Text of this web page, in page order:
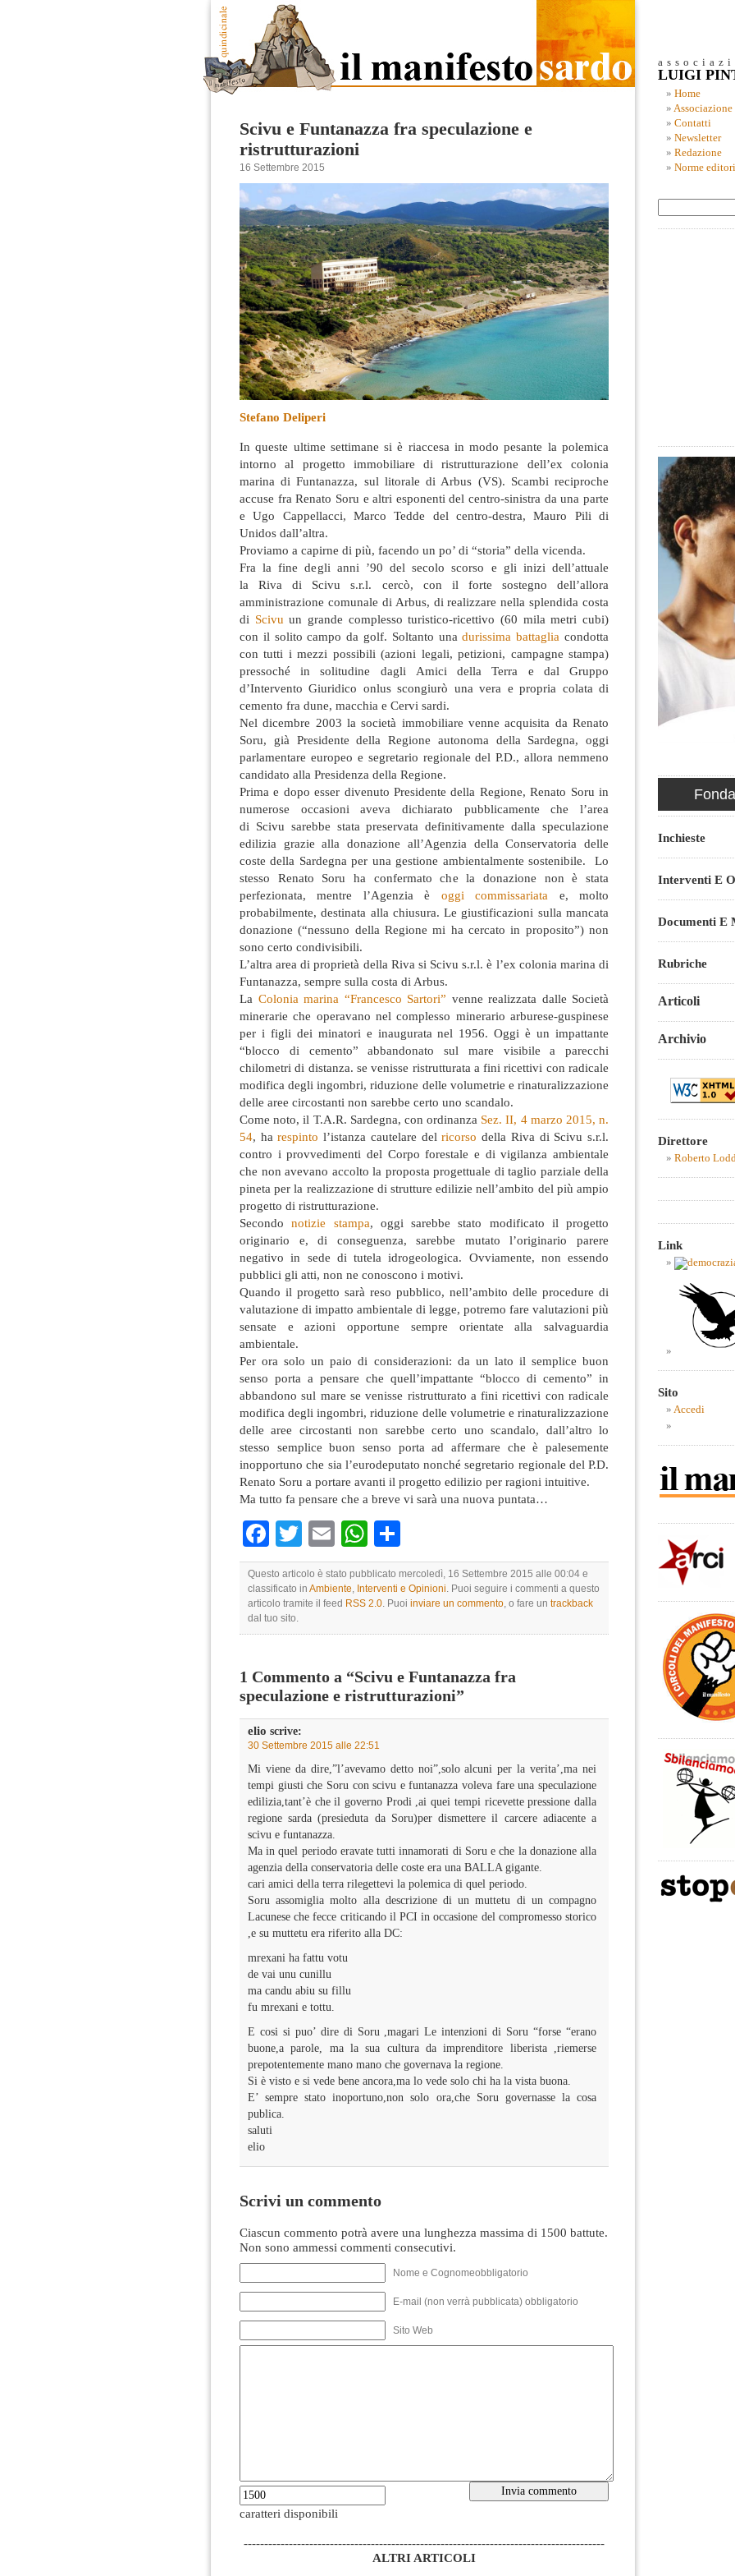
Scivu e Funtanazza fra speculazione e
ristrutturazioni
16 Settembre 2015
Stefano Deliperi
In queste ultime settimane si è riaccesa in modo pesante la polemica
intorno al progetto immobiliare di ristrutturazione dell’ex colonia
marina di Funtanazza, sul litorale di Arbus (VS). Scambi reciproche
accuse fra Renato Soru e altri esponenti del centro-sinistra da una parte
e Ugo Cappellacci, Marco Tedde del centro-destra, Mauro Pili di
Unidos dall’altra.
Proviamo a capirne di più, facendo un po’ di “storia” della vicenda.
Fra la fine degli anni ’90 del secolo scorso e gli inizi dell’attuale
la Riva di Scivu s.r.l. cercò, con il forte sostegno dell’allora
amministrazione comunale di Arbus, di realizzare nella splendida costa
di Scivu un grande complesso turistico-ricettivo (60 mila metri cubi)
con il solito campo da golf. Soltanto unadurissima battaglia condotta
con tutti i mezzi possibili (azioni legali, petizioni, campagne stampa)
pressoché in solitudine dagli Amici della Terra e dal Gruppo
d’Intervento Giuridico onlus scongiurò una vera e propria colata di
cemento fra dune, macchia e Cervi sardi.
Nel dicembre 2003 la società immobiliare venne acquisita da Renato
Soru, già Presidente della Regione autonoma della Sardegna, oggi
parlamentare europeo e segretario regionale del P.D., allora nemmeno
candidato alla Presidenza della Regione.
Prima e dopo esser divenuto Presidente della Regione, Renato Soru in
numerose occasioni aveva dichiarato pubblicamente che l’area
di Scivu sarebbe stata preservata definitivamente dalla speculazione
edilizia grazie alla donazione all’Agenzia della Conservatoria delle
coste della Sardegna per una gestione ambientalmente sostenibile. Lo
stesso Renato Soru ha confermato che la donazione non è stata
perfezionata, mentre l’Agenzia è oggi commissariata e, molto
probabilmente, destinata alla chiusura. Le giustificazioni sulla mancata
donazione (“nessuno della Regione mi ha cercato in proposito”) non
sono certo condivisibili.
L’altra area di proprietà della Riva si Scivu s.r.l. è l’ex colonia marina di
Funtanazza, sempre sulla costa di Arbus.
La Colonia marina “Francesco Sartori” venne realizzata dalle Società
minerarie che operavano nel complesso minerario arburese-guspinese
per i figli dei minatori e inaugurata nel 1956. Oggi è un impattante
“blocco di cemento” abbandonato sul mare visibile a parecchi
chilometri di distanza. se venisse ristrutturata a fini ricettivi con radicale
modifica degli ingombri, riduzione delle volumetrie e rinaturalizzazione
delle aree circostanti non sarebbe certo uno scandalo.
Come noto, il T.A.R. Sardegna, con ordinanza Sez. II, 4 marzo 2015, n.
54, harespinto l’istanza cautelare delricorso della Riva di Scivu s.r.l.
contro i provvedimenti del Corpo forestale e di vigilanza ambientale
che non avevano accolto la proposta progettuale di taglio parziale della
pineta per la realizzazione di strutture edilizie nell’ambito del più ampio
progetto di ristrutturazione.
Secondonotizie stampa, oggi sarebbe stato modificato il progetto
originario e, di conseguenza, sarebbe mutato l’originario parere
negativo in sede di tutela idrogeologica. Ovviamente, non essendo
pubblici gli atti, non ne conoscono i motivi.
Quando il progetto sarà reso pubblico, nell’ambito delle procedure di
valutazione di impatto ambientale di legge, potremo fare valutazioni più
sensate e azioni opportune sempre orientate alla salvaguardia
ambientale.
Per ora solo un paio di considerazioni: da un lato il semplice buon
senso porta a pensare che quell’impattante “blocco di cemento” in
abbandono sul mare se venisse ristrutturato a fini ricettivi con radicale
modifica degli ingombri, riduzione delle volumetrie e rinaturalizzazione
delle aree circostanti non sarebbe certo uno scandalo, dall’altro lo
stesso semplice buon senso porta ad affermare che è palesemente
inopportuno che sia l’eurodeputato nonché segretario regionale del P.D.
Renato Soru a portare avanti il progetto edilizio per ragioni intuitive.
Ma tutto fa pensare che a breve vi sarà una nuova puntata…
Facebook
TwitterEmailWhatsApp
Questo articolo è stato pubblicato mercoledì, 16 Settembre 2015 alle 00:04 e
classificato in Ambiente, Interventi e Opinioni. Puoi seguire i commenti a questo
articolo tramite il feed RSS 2.0. Puoi inviare un commento, o fare un trackback
dal tuo sito.
1 Commento a “Scivu e Funtanazza fra
speculazione e ristrutturazioni”
elio scrive:
30 Settembre 2015 alle 22:51
Mi viene da dire,”l’avevamo detto noi”,solo alcuni per la verita’,ma nei
tempi giusti che Soru con scivu e funtanazza voleva fare una speculazione
edilizia,tant’è che il governo Prodi ,ai quei tempi ricevette pressione dalla
regione sarda (presieduta da Soru)per dismettere il carcere adiacente a
scivu e funtanazza.
Ma in quel periodo eravate tutti innamorati di Soru e che la donazione alla
agenzia della conservatoria delle coste era una BALLA gigante.
cari amici della terra rilegettevi la polemica di quel periodo.
Soru assomiglia molto alla descrizione di un muttetu di un compagno
Lacunese che fecce criticando il PCI in occasione del compromesso storico
,e su muttetu era riferito alla DC:
mrexani ha fattu votu
de vai unu cunillu
ma candu abiu su fillu
fu mrexani e tottu.
E cosi si puo’ dire di Soru ,magari Le intenzioni di Soru “forse “erano
buone,a parole, ma la sua cultura da imprenditore liberista ,riemerse
prepotentemente mano mano che governava la regione.
Si è visto e si vede bene ancora,ma lo vede solo chi ha la vista buona.
E’ sempre stato inoportuno,non solo ora,che Soru governasse la cosa
publica.
saluti
elio
Scrivi un commento
Ciascun commento potrà avere una lunghezza massima di 1500 battute.
Non sono ammessi commenti consecutivi.
Nome e Cognomeobbligatorio
E-mail (non verrà pubblicata) obbligatorio
Sito Web
caratteri disponibili
----------------------------------------------------------------------------------------
ALTRI ARTICOLI
LUIGI
Home
Associazione
Contatti
Newsletter
Redazione
Norme
Inchieste
Interventi E
Documenti E
Rubriche
Articoli
Archivio
Direttore
Roberto
Link
Sito
Accedi